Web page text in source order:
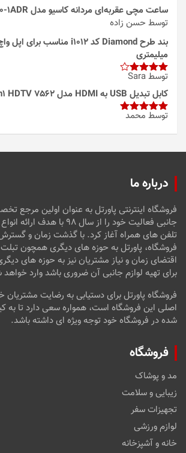
ساعت مچی عقربه‌ای مردانه کاسیو مدل GBA-800-1ADR
توسط حسن زاده
میلیمتری
امتیاز4
از 5
توسط Sara
کابل تبدیل USB به HDMI مدل 3in1 HDTV 7562
امتیاز5از
توسط محمد
درباره ما
فروشگاه اینترنتی پاورتل به عنوان اولین مرجع
جانبی فعالیت خود را از سال ۹۸ با
تلفن های همراه آغاز کرد. با گذشت زمان و
فروشگاه، پاورتل به حوزه های دیگری همچون
اقتضای زمان و نیاز مشتریان نیز به حوزه های
برای تهیه لوازم جانبی آن ضروری باشد وارد
فروشگاه پاورتل برای دستیابی به رضایت
اصلی این فروشگاه است، همواره سعی دارد تا به
شده در فروشگاه خود توجه ویژه ای داشته باشد.
فروشگاه
مد و پوشاک
زیبایی و سلامت
تجهیزات سفر
لوازم ورزشی
خانه و آشپزخانه